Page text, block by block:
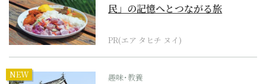
民」の記憶へとつながる旅
PR(エア タヒチ ヌイ)
NEW 趣味･教養